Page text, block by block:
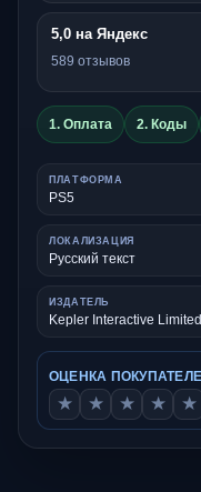
5,0 на Яндекс
589 отзывов
1. Оплата 2. Коды
ПЛАТФОРМА
PS5
ЛОКАЛИЗАЦИЯ
Русский текст
ИЗДАТЕЛЬ
Kepler Interactive Limited
ОЦЕНКА
★ ★ ★ ★ ★